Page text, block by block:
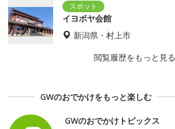
イヨボヤ会館
新潟県・村上市
閲覧履歴をもっと見る
GWのおでかけをもっと楽しむ
GWのおでかけトピックス